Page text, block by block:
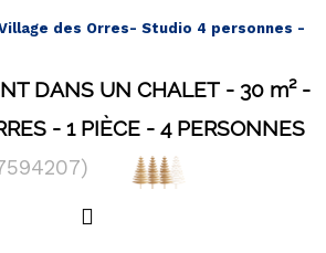
LOCALISATION
des Orres- Studio 4 personnes -
DANS UN CHALET 30 m²
1 PIÈCE 4 PERSONNES
)